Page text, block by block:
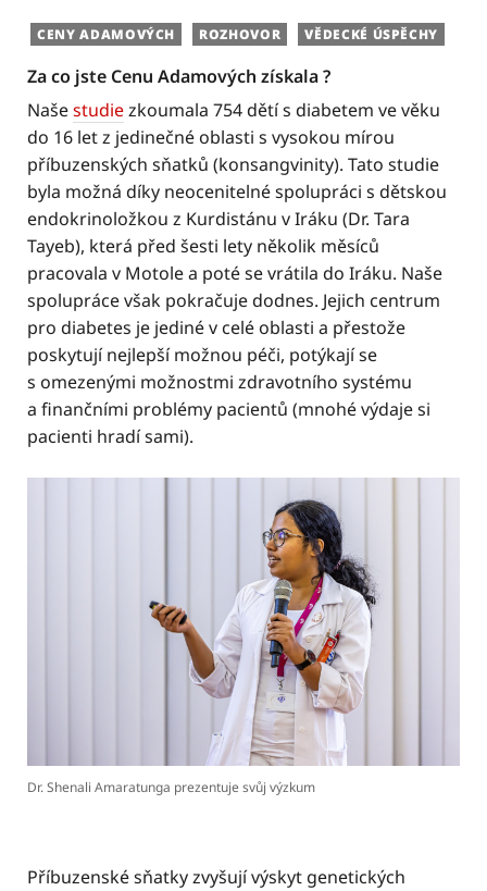
CENY ADAMOVÝCH ROZHOVOR VĚDECKÉ ÚSPĚCHY
Za co jste Cenu Adamových získala ?
Našestudiezkoumala 754 dětí s diabetem ve věku
do 16 let z jedinečné oblasti s vysokou mírou
příbuzenských sňatků (konsangvinity). Tato studie
byla možná díky neocenitelné spolupráci s dětskou
endokrinoložkou z Kurdistánu v Iráku (Dr. Tara
Tayeb), která před šesti lety několik měsíců
pracovala v Motole a poté se vrátila do Iráku. Naše
spolupráce však pokračuje dodnes. Jejich centrum
pro diabetes je jediné v celé oblasti a přestože
poskytují nejlepší možnou péči, potýkají se
s omezenými možnostmi zdravotního systému
a finančními problémy pacientů (mnohé výdaje si
pacienti hradí sami).
Dr. Shenali Amaratunga prezentuje svůj výzkum
Příbuzenské sňatky zvyšují výskyt genetických